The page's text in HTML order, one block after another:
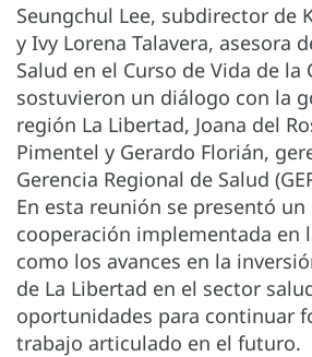
Seungchul Lee, subdirector de
y Ivy Lorena Talavera, asesora
Salud en el Curso de Vida de la
sostuvieron un diálogo con la
región La Libertad, Joana del
Pimentel y Gerardo Florián,
Gerencia Regional de Salud
En esta reunión se presentó un
cooperación implementada en
como los avances en la
de La Libertad en el sector
oportunidades para continuar
trabajo articulado en el futuro.